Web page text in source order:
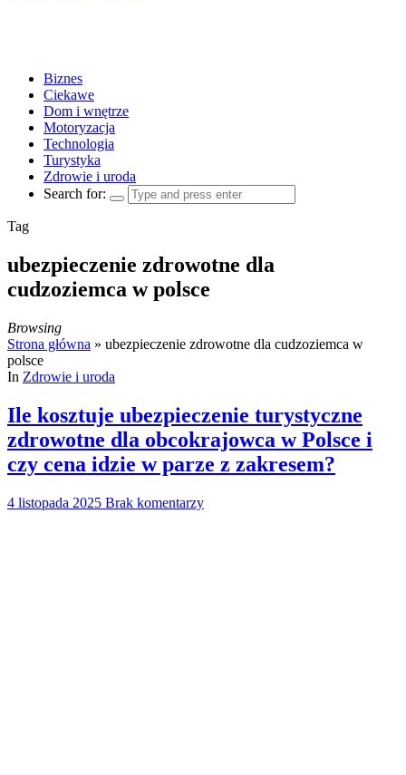
Biznes
Ciekawe
Dom i wnętrze
Motoryzacja
Technologia
Turystyka
Zdrowie i uroda
Search for:
Tag
ubezpieczenie zdrowotne dla
cudzoziemca w polsce
Browsing
Strona główna » ubezpieczenie zdrowotne dla cudzoziemca w
polsce
In Zdrowie i uroda
Ile kosztuje ubezpieczenie turystyczne
zdrowotne dla obcokrajowca w Polsce i
czy cena idzie w parze z zakresem?
4 listopada 2025 Brak komentarzy